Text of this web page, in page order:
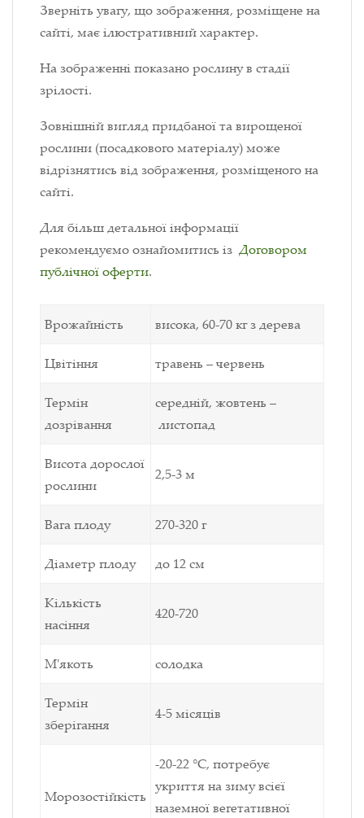
Зверніть увагу, що зображення, розміщене на
сайті, має ілюстративний характер.
На зображенні показано рослину в стадії
зрілості.
Зовнішній вигляд придбаної та вирощеної
рослини (посадкового матеріалу) може
відрізнятись від зображення, розміщеного на
сайті.
Для більш детальної інформації
рекомендуємо ознайомитись із Договором
публічної оферти.
Врожайність висока, 60-70 кг з дерева
Цвітіння травень – червень
Термін
дозрівання
середній, жовтень –
листопад
Висота дорослої
рослини
2,5-3 м
Вага плоду 270-320 г
Діаметр плоду до 12 см
Кількість
насіння
420-720
М'якоть солодка
Термін
зберігання
4-5 місяців
Морозостійкість
-20-22 °C, потребує
укриття на зиму всієї
наземноївегетативної